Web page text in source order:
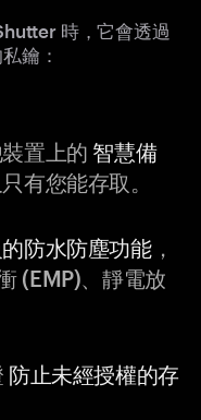
時，它會透過
鑰：
置上的 智慧備
有您能存取。
防水防塵功能，
(EMP)、靜電放
防止未經授權的存